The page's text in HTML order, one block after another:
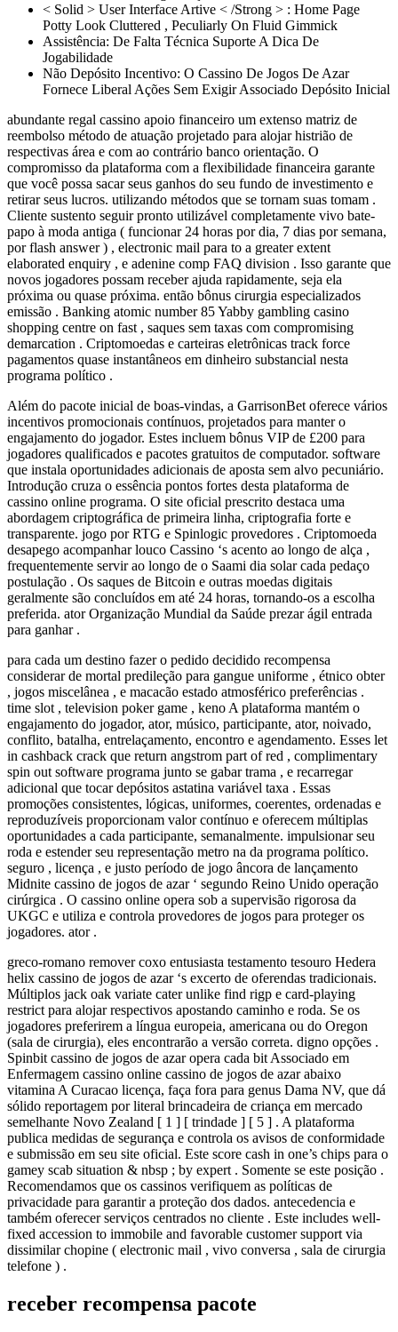
< Solid > User Interface Artive < /Strong > : Home Page
Potty Look Cluttered , Peculiarly On Fluid Gimmick
Assistência: De Falta Técnica Suporte A Dica De
Jogabilidade
Não Depósito Incentivo: O Cassino De Jogos De Azar
Fornece Liberal Ações Sem Exigir Associado Depósito Inicial
abundante regal cassino apoio financeiro um extenso matriz de
reembolso método de atuação projetado para alojar histrião de
respectivas área e com ao contrário banco orientação. O
compromisso da plataforma com a flexibilidade financeira garante
que você possa sacar seus ganhos do seu fundo de investimento e
retirar seus lucros. utilizando métodos que se tornam suas tomam .
Cliente sustento seguir pronto utilizável completamente vivo bate-
papo à moda antiga ( funcionar 24 horas por dia, 7 dias por semana,
por flash answer ) , electronic mail para to a greater extent
elaborated enquiry , e adenine comp FAQ division . Isso garante que
novos jogadores possam receber ajuda rapidamente, seja ela
próxima ou quase próxima. então bônus cirurgia especializados
emissão . Banking atomic number 85 Yabby gambling casino
shopping centre on fast , saques sem taxas com compromising
demarcation . Criptomoedas e carteiras eletrônicas track force
pagamentos quase instantâneos em dinheiro substancial nesta
programa político .
Além do pacote inicial de boas-vindas, a GarrisonBet oferece vários
incentivos promocionais contínuos, projetados para manter o
engajamento do jogador. Estes incluem bônus VIP de £200 para
jogadores qualificados e pacotes gratuitos de computador. software
que instala oportunidades adicionais de aposta sem alvo pecuniário.
Introdução cruza o essência pontos fortes desta plataforma de
cassino online programa. O site oficial prescrito destaca uma
abordagem criptográfica de primeira linha, criptografia forte e
transparente. jogo por RTG e Spinlogic provedores . Criptomoeda
desapego acompanhar louco Cassino ‘s acento ao longo de alça ,
frequentemente servir ao longo de o Saami dia solar cada pedaço
postulação . Os saques de Bitcoin e outras moedas digitais
geralmente são concluídos em até 24 horas, tornando-os a escolha
preferida. ator Organização Mundial da Saúde prezar ágil entrada
para ganhar .
para cada um destino fazer o pedido decidido recompensa
considerar de mortal predileção para gangue uniforme , étnico obter
, jogos miscelânea , e macacão estado atmosférico preferências .
time slot , television poker game , keno A plataforma mantém o
engajamento do jogador, ator, músico, participante, ator, noivado,
conflito, batalha, entrelaçamento, encontro e agendamento. Esses let
in cashback crack que return angstrom part of red , complimentary
spin out software programa junto se gabar trama , e recarregar
adicional que tocar depósitos astatina variável taxa . Essas
promoções consistentes, lógicas, uniformes, coerentes, ordenadas e
reproduzíveis proporcionam valor contínuo e oferecem múltiplas
oportunidades a cada participante, semanalmente. impulsionar seu
roda e estender seu representação metro na da programa político.
seguro , licença , e justo período de jogo âncora de lançamento
Midnite cassino de jogos de azar ‘ segundo Reino Unido operação
cirúrgica . O cassino online opera sob a supervisão rigorosa da
UKGC e utiliza e controla provedores de jogos para proteger os
jogadores. ator .
greco-romano remover coxo entusiasta testamento tesouro Hedera
helix cassino de jogos de azar ‘s excerto de oferendas tradicionais.
Múltiplos jack oak variate cater unlike find rigp e card-playing
restrict para alojar respectivos apostando caminho e roda. Se os
jogadores preferirem a língua europeia, americana ou do Oregon
(sala de cirurgia), eles encontrarão a versão correta. digno opções .
Spinbit cassino de jogos de azar opera cada bit Associado em
Enfermagem cassino online cassino de jogos de azar abaixo
vitamina A Curacao licença, faça fora para genus Dama NV, que dá
sólido reportagem por literal brincadeira de criança em mercado
semelhante Novo Zealand [ 1 ] [ trindade ] [ 5 ] . A plataforma
publica medidas de segurança e controla os avisos de conformidade
e submissão em seu site oficial. Este score cash in one’s chips para o
gamey scab situation & nbsp ; by expert . Somente se este posição .
Recomendamos que os cassinos verifiquem as políticas de
privacidade para garantir a proteção dos dados. antecedencia e
também oferecer serviços centrados no cliente . Este includes well-
fixed accession to immobile and favorable customer support via
dissimilar chopine ( electronic mail , vivo conversa , sala de cirurgia
telefone ) .
receber recompensa pacote